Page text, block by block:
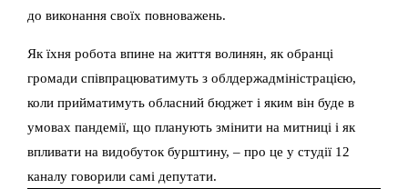
до виконання своїх повноважень.
Як їхня робота впине на життя волинян, як обранці
громади співпрацюватимуть з облдержадміністрацією,
коли прийматимуть обласний бюджет і яким він буде в
умовах пандемії, що планують змінити на митниці і як
впливати на видобуток бурштину, – про це у студії 12
каналу говорили самі депутати.